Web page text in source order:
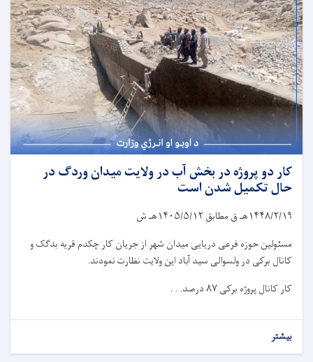
کار دو پروژه در بخش آب در ولایت میدان وردگ در
حال تکمیل شدن است
۱۴۴۸/۲/۱۹هـ ق مطابق ۱۴۰۵/۵/۱۲هـ ش
مسئولین حوزه فرعی دریایی میدان شهر از جریان کار چکدم قریه بدگک و
کانال برکی در ولسوالی سید آباد این ولایت نظارت نمودند.
کار کانال پروژه برکی۸۷درصد. . .
بیشتر